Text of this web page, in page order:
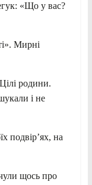
«Що у вас?
Мирні
родини.
і не
подвір’ях, на
щось про